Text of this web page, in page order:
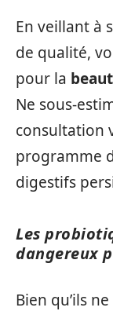
En veillant à
de qualité,
pour la
Ne sous-
consultation
programme
digestifs
Les
dangereux
Bien qu’ils